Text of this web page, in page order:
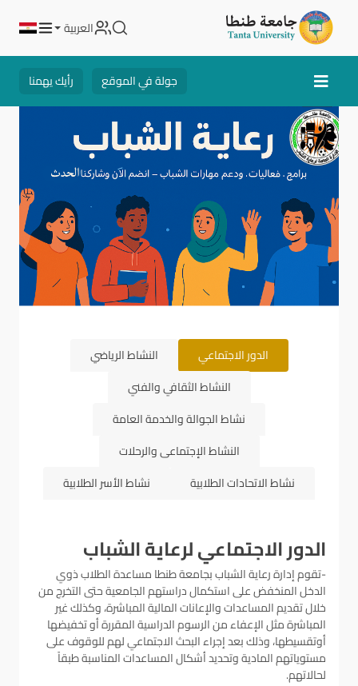
العربية
جولة في الموقع رأيك يهمنا
الدور الاجتماعي
النشاط الرياضي
النشاط الثقافي والفني
نشاط الجوالة والخدمة العامة
النشاط الإجتماعى والرحلات
نشاط الاتحادات الطلابية
نشاط الأسر الطلابية
الدور الاجتماعي لرعاية الشباب
-تقوم إدارة رعاية الشباب بجامعة طنطا مساعدة الطلاب ذوي
الدخل المنخفض على استكمال دراستهم الجامعية حتى التخرج من
خلال تقديم المساعدات والإعانات المالية المباشرة، وكذلك غير
المباشرة مثل الإعفاء من الرسوم الدراسية المقررة أو تخفيضها
أوتقسيطها، وذلك بعد إجراء البحث الاجتماعي لهم للوقوف على
مستوياتهم المادية وتحديد أشكال المساعدات المناسبة طبقاً
لحالاتهم.